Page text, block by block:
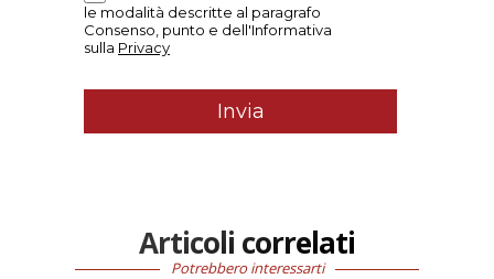
Articoli correlati
Potrebbero interessarti